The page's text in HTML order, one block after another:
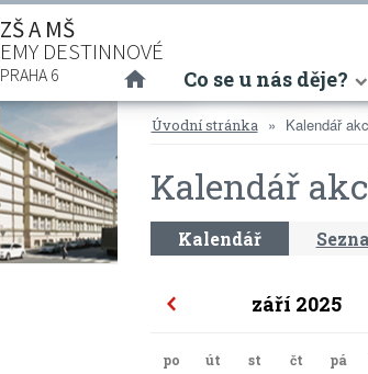
ZŠ A MŠ
EMY DESTINNOVÉ
PRAHA 6 (current)
Co se u nás děje?
Úvodní stránka Kalendář
Kalendář
Kalendář
září 2025
po út st čt pá